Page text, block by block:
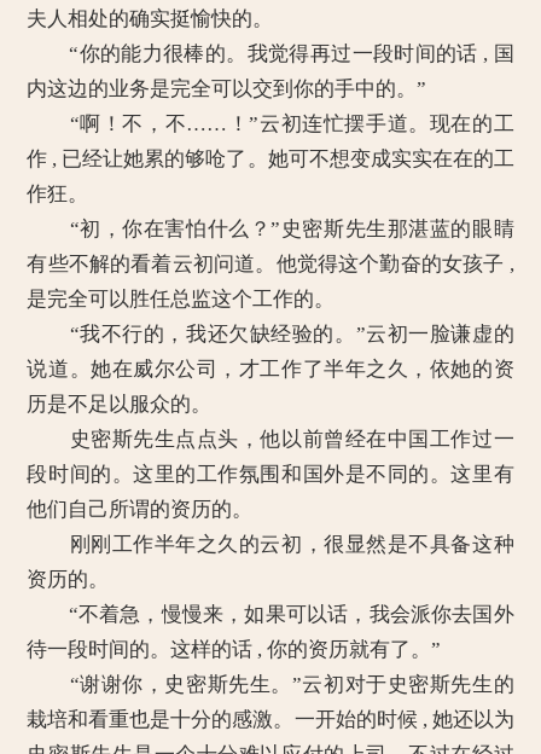
夫人相处的确实挺愉快的。
“你的能力很棒的。我觉得再过一段时间的话 , 国
内这边的业务是完全可以交到你的手中的。”
“啊！不，不……！”云初连忙摆手道。现在的工
作 , 已经让她累的够呛了。她可不想变成实实在在的工
作狂。
“初，你在害怕什么？”史密斯先生那湛蓝的眼睛
有些不解的看着云初问道。他觉得这个勤奋的女孩子 ,
是完全可以胜任总监这个工作的。
“我不行的，我还欠缺经验的。”云初一脸谦虚的
说道。她在威尔公司，才工作了半年之久，依她的资
历是不足以服众的。
史密斯先生点点头，他以前曾经在中国工作过一
段时间的。这里的工作氛围和国外是不同的。这里有
他们自己所谓的资历的。
刚刚工作半年之久的云初，很显然是不具备这种
资历的。
“不着急，慢慢来，如果可以话，我会派你去国外
待一段时间的。这样的话 , 你的资历就有了。”
“谢谢你，史密斯先生。”云初对于史密斯先生的
栽培和看重也是十分的感激。一开始的时候 , 她还以为